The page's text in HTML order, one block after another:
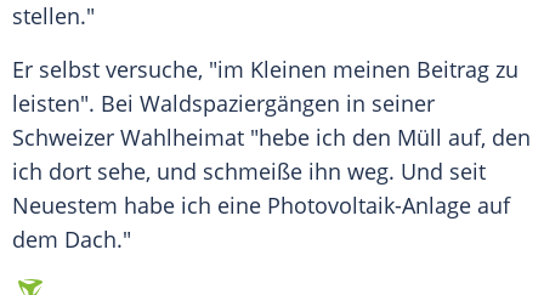
stellen."
Er selbst versuche, "im Kleinen meinen Beitrag zu
leisten". Bei Waldspaziergängen in seiner
Schweizer Wahlheimat "hebe ich den Müll auf, den
ich dort sehe, und schmeiße ihn weg. Und seit
Neuestem habe ich eine Photovoltaik-Anlage auf
dem Dach."